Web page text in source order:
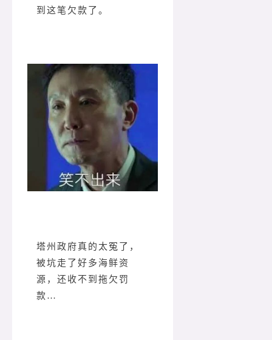
到这笔欠款了。
塔州政府真的太冤了，
被坑走了好多海鲜资
源，还收不到拖欠罚
款…